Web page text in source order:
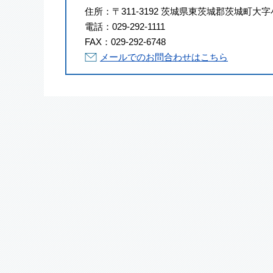
住所： 〒311-3192 茨城県東茨城郡茨城町大
電話： 029-292-1111
FAX： 029-292-6748
メールでのお問合わせはこちら